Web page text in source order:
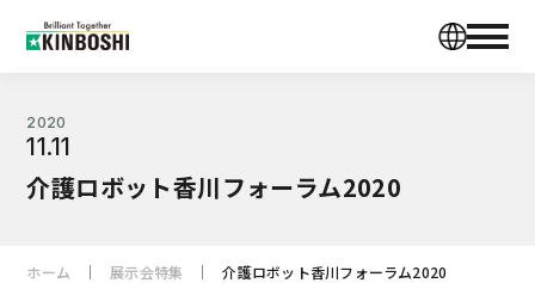
2020
11.11
介護ロボット香川フォーラム2020
ホーム 展示会特集 介護ロボット香川フォーラム2020